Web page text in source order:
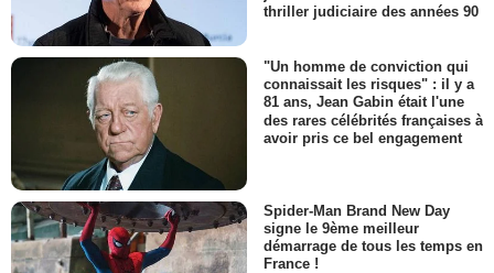
thriller judiciaire des années 90
"Un homme de conviction qui
connaissait les risques" : il y a
81 ans, Jean Gabin était l'une
des rares célébrités françaises à
avoir pris ce bel engagement
Spider-Man Brand New Day
signe le 9ème meilleur
démarrage de tous les temps en
France !